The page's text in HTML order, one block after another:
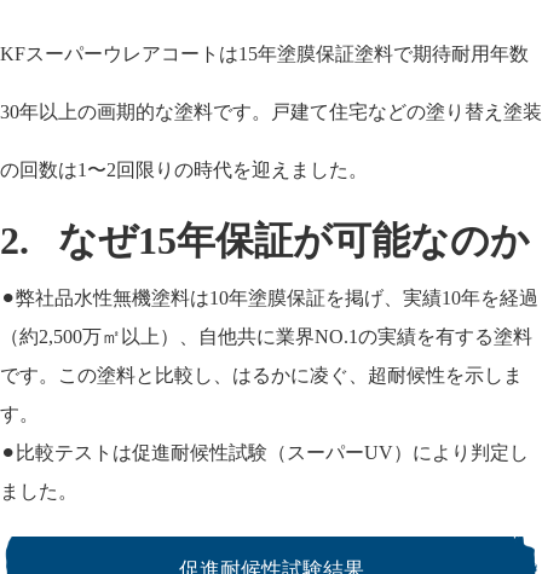
KFスーパーウレアコートは15年塗膜保証塗料で期待耐用年数
30年以上の画期的な塗料です。 戸建て住宅などの塗り替え塗装
の回数は1〜2回限りの時代を迎えました。
2. なぜ15年保証が可能なのか
⚫︎弊社品水性無機塗料は10年塗膜保証を掲げ、実績10年を経過
（約2,500万㎡以上）、自他共に業界NO.1の実績を有する塗料
です。この塗料と比較し、はるかに凌ぐ、超耐候性を示しま
す。
⚫︎比較テストは促進耐候性試験（スーパーUV）により判定し
ました。